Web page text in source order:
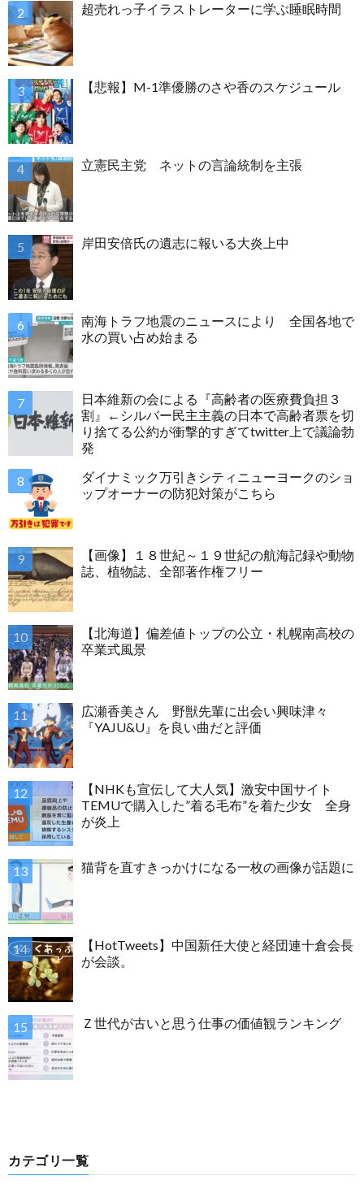
超売れっ子イラストレーターに学ぶ睡眠時間
【悲報】M-1準優勝のさや香のスケジュール
立憲民主党 ネットの言論統制を主張
岸田安倍氏の遺志に報いる大炎上中
南海トラフ地震のニュースにより 全国各地で
水の買い占め始まる
日本維新の会による『高齢者の医療費負担３
割』←シルバー民主主義の日本で高齢者票を切
り捨てる公約が衝撃的すぎてtwitter上で議論勃
発
ダイナミック万引きシティニューヨークのショ
ップオーナーの防犯対策がこちら
【画像】１８世紀～１９世紀の航海記録や動物
誌、植物誌、全部著作権フリー
【北海道】偏差値トップの公立・札幌南高校の
卒業式風景
広瀬香美さん 野獣先輩に出会い興味津々
『YAJU&U』を良い曲だと評価
【NHKも宣伝して大人気】激安中国サイト
TEMUで購入した”着る毛布”を着た少女 全身
が炎上
猫背を直すきっかけになる一枚の画像が話題に
【HotTweets】中国新任大使と経団連十倉会長
が会談。
Ｚ世代が古いと思う仕事の価値観ランキング
カテゴリ一覧